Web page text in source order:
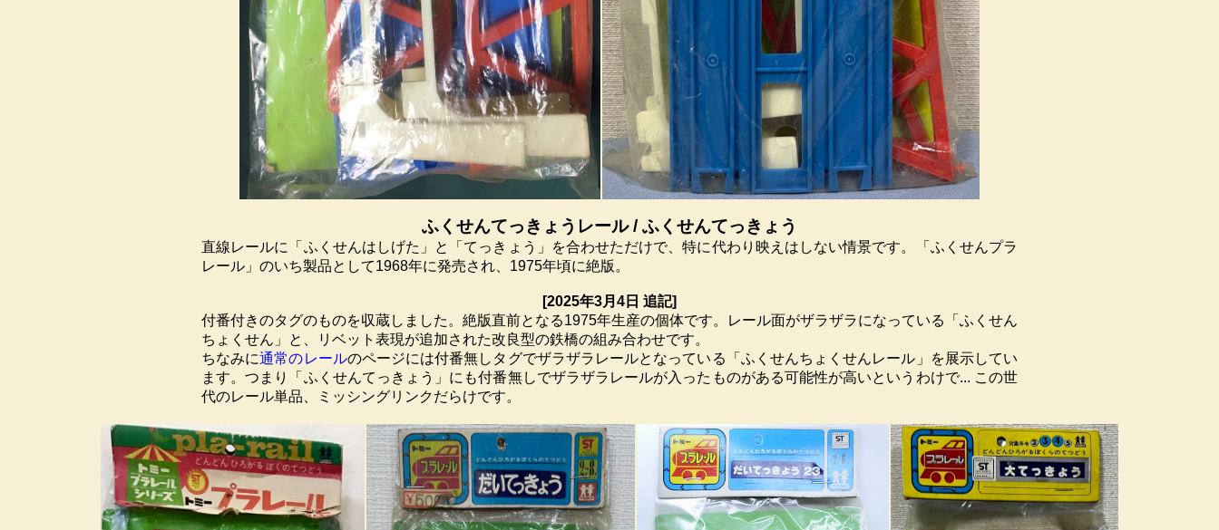
ふくせんてっきょうレール / ふくせんてっきょう
直線レールに「ふくせんはしげた」と「てっきょう」を合わせただけで、特に代わり映えはしない情景です。「ふくせんプラ
レール」のいち製品として1968年に発売され、1975年頃に絶版。
[2025年3月4日 追記]
付番付きのタグのものを収蔵しました。絶版直前となる1975年生産の個体です。レール面がザラザラになっている「ふくせん
ちょくせん」と、リベット表現が追加された改良型の鉄橋の組み合わせです。
ちなみに通常のレールのページには付番無しタグでザラザラレールとなっている「ふくせんちょくせんレール」を展示してい
ます。つまり「ふくせんてっきょう」にも付番無しでザラザラレールが入ったものがある可能性が高いというわけで... この世
代のレール単品、ミッシングリンクだらけです。